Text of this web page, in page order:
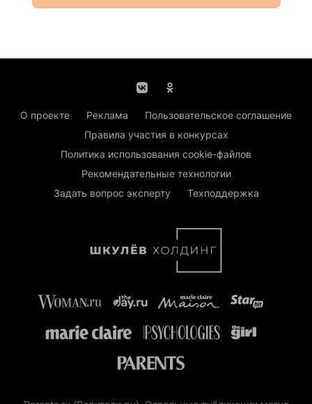
О проекте Реклама
Пользовательское соглашение
Правила участия в конкурсах
Политика использования cookie-файлов
Рекомендательные технологии
Задать вопрос эксперту
Техподдержка